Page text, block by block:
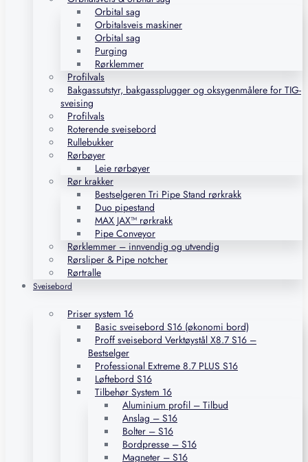
Orbital sag
Orbitalsveis maskiner
Orbital sag
Purging
Rørklemmer
Profilvals
Bakgassutstyr, bakgassplugger og oksygenmålere for TIG-
sveising
Profilvals
Roterende sveisebord
Rullebukker
Rørbøyer
Leie rørbøyer
Rør krakker
Bestselgeren Tri Pipe Stand rørkrakk
Duo pipestand
MAX JAX™ rørkrakk
Pipe Conveyor
Rørklemmer – innvendig og utvendig
Rørsliper & Pipe notcher
Rørtralle
Sveisebord
Priser system 16
Basic sveisebord S16 (økonomi bord)
Proff sveisebord Verktøystål X8.7 S16 –
Bestselger
Professional Extreme 8.7 PLUS S16
Løftebord S16
Tilbehør System 16
Aluminium profil – Tilbud
Anslag – S16
Bolter – S16
Bordpresse – S16
Magneter – S16